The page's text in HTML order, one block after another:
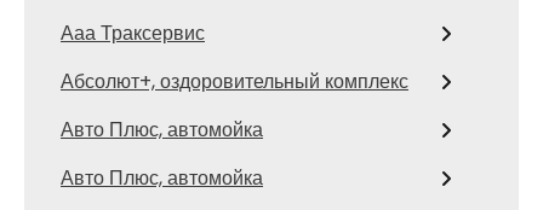
Ааа Траксервис
Абсолют+, оздоровительный комплекс
Авто Плюс, автомойка
Авто Плюс, автомойка